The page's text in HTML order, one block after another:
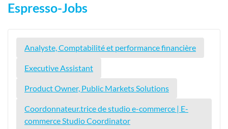
Espresso-Jobs
Analyste, Comptabilité et performance financière
Executive Assistant
Product Owner, Public Markets Solutions
Coordonnateur.trice de studio e-commerce | E-
commerce Studio Coordinator